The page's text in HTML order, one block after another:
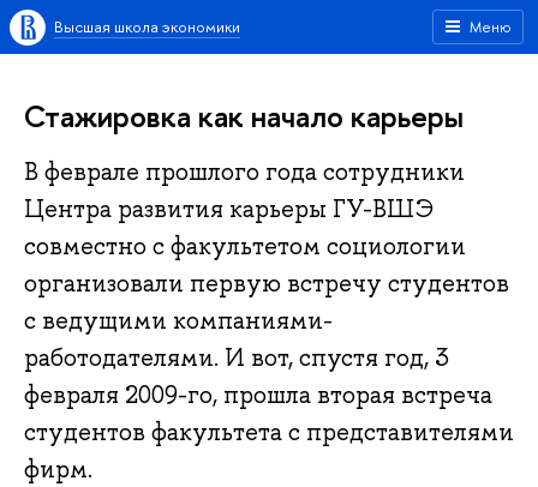
Меню
Высшая школа экономики
Стажировка как начало карьеры
В феврале прошлого года сотрудники
Центра развития карьеры ГУ-ВШЭ
совместно с факультетом социологии
организовали первую встречу студентов
с ведущими компаниями-
работодателями. И вот, спустя год, 3
февраля 2009-го, прошла вторая встреча
студентов факультета с представителями
фирм.